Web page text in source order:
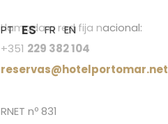
PT ES FR EN
Llamada a red fija nacional:
+351 229 382 104
reservas@hotelportomar.net
RNET nº 831